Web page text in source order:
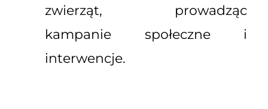
zwierząt, prowadząc
kampanie społeczne i
interwencje.